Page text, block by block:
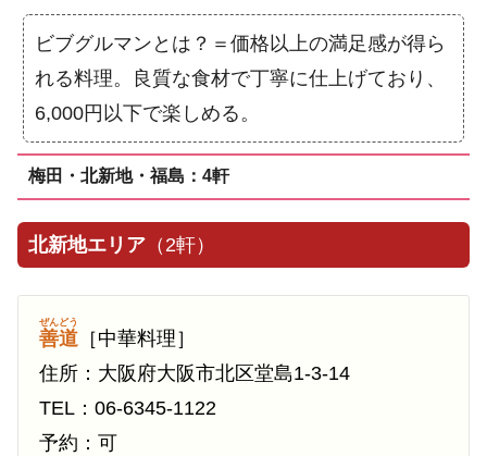
ビブグルマンとは？＝価格以上の満足感が得ら
れる料理。良質な食材で丁寧に仕上げており、
6,000円以下で楽しめる。
梅田・北新地・福島：4軒
北新地エリア （2軒）
善道
ぜんどう
［中華料理］
住所：大阪府大阪市北区堂島1-3-14
TEL：06-6345-1122
予約：可